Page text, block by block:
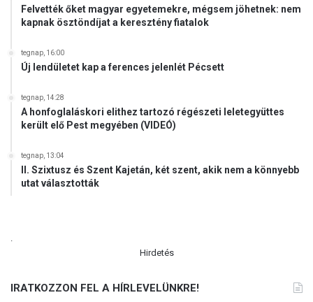
Felvették őket magyar egyetemekre, mégsem jöhetnek: nem
kapnak ösztöndíjat a keresztény fiatalok
tegnap, 16:00
Új lendületet kap a ferences jelenlét Pécsett
tegnap, 14:28
A honfoglaláskori elithez tartozó régészeti leletegyüttes
került elő Pest megyében (VIDEÓ)
tegnap, 13:04
II. Szixtusz és Szent Kajetán, két szent, akik nem a könnyebb
utat választották
.
Hirdetés
IRATKOZZON FEL A HÍRLEVELÜNKRE!